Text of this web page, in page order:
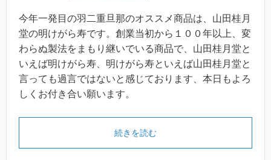
今年一発目の羽二重旦那のオススメ商品は、山田桂月
堂の明けがら寿です。創業当初から１００年以上、変
わらぬ製法をまもり継いでいる商品で、山田桂月堂と
いえば明けがら寿、明けがら寿といえば山田桂月堂と
言っても過言ではないと感じております、本日もよろ
しくお付き合い願います。
続きを読む